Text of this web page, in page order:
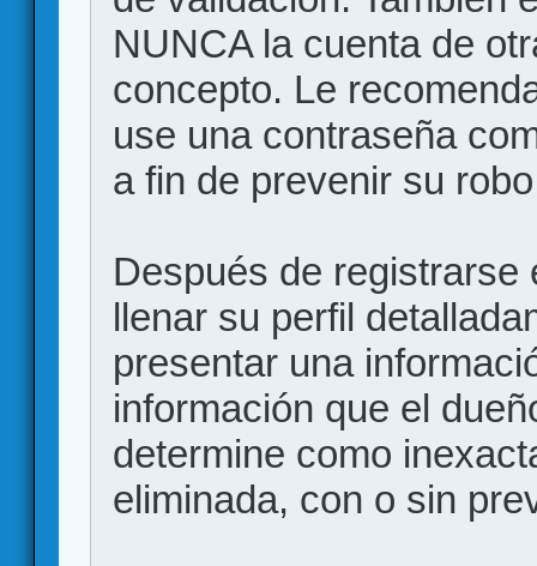
NUNCA la cuenta de
concepto. Le
use una contraseña
a fin de prevenir su
Después de registrarse
llenar su perfil
presentar una
información que el
determine como
eliminada, con o sin